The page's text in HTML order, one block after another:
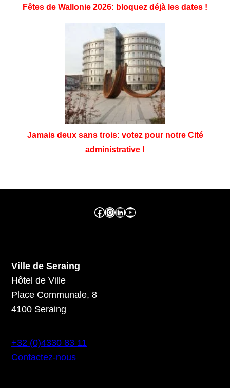
Fêtes de Wallonie 2026: bloquez déjà les dates !
Jamais deux sans trois: votez pour notre Cité
administrative !
Facebook ville de seraing Instragram ville de seraing linkedin – ville de seraing YouTube
Ville de Seraing
Hôtel de Ville
Place Communale, 8
4100 Seraing
+32 (0)4330 83 11
Contactez-nous